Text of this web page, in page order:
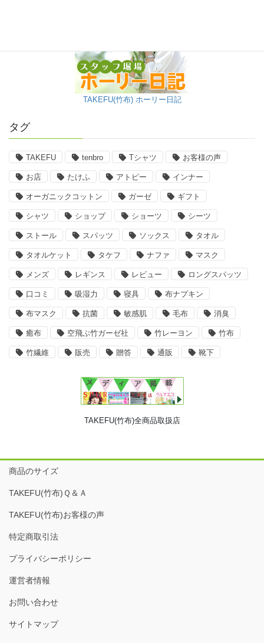
TAKEFU(竹布) ホーリー日記
タグ
TAKEFU tenbro Tシャツ お客様の声
お店 たけふ アトピー インナー
オーガニックコットン ガーゼ ギフト
シャツ ショップ ショーツ シーツ
ストール スパッツ ソックス タオル
タオルケット タケフ ナファ マスク
メンズ レギンス レビュー ロングスパッツ
口コミ 吸湿力 寝具 布ナプキン
布マスク 抗菌 敏感肌 毛布 消臭
癒布 空飛ぶ竹ガーゼ社 竹レーヨン 竹布
竹繊維 販売 贈答 通販 靴下
TAKEFU(竹布)全商品取扱店
商品のサイズ
TAKEFU(竹布)Ｑ＆Ａ
TAKEFU(竹布)お客様の声
特定商取引法
プライバシーポリシー
運営者情報
お問い合わせ
サイトマップ